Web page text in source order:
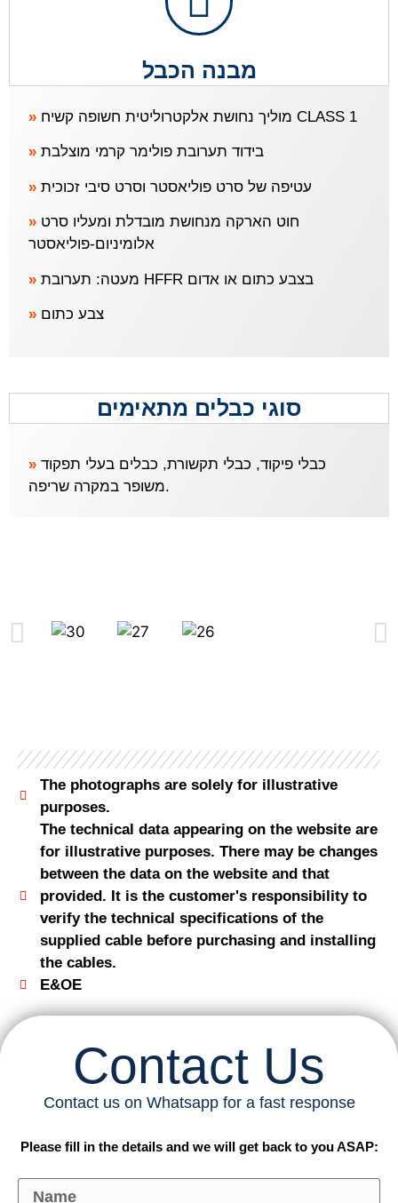
מבנה הכבל
» מוליך נחושת אלקטרוליטית חשופה קשיח CLASS 1
» בידוד תערובת פולימר קרמי מוצלבת
» עטיפה של סרט פוליאסטר וסרט סיבי זכוכית
»
אלומיניום-פוליאסטר
» מעטה: תערובת HFFR בצבע כתום או אדום
» צבע כתום
סוגי כבלים מתאימים
»
משופר במקרה שריפה.
The photographs are solely for illustrative
purposes.
The technical data appearing on the website are
for illustrative purposes. There may be changes
between the data on the website and that
provided. It is the customer's responsibility to
verify the technical specifications of the
supplied cable before purchasing and installing
the cables.
E&OE
Contact Us
Contact us on Whatsapp for a fast response
Please fill in the details and we will get back to you ASAP: